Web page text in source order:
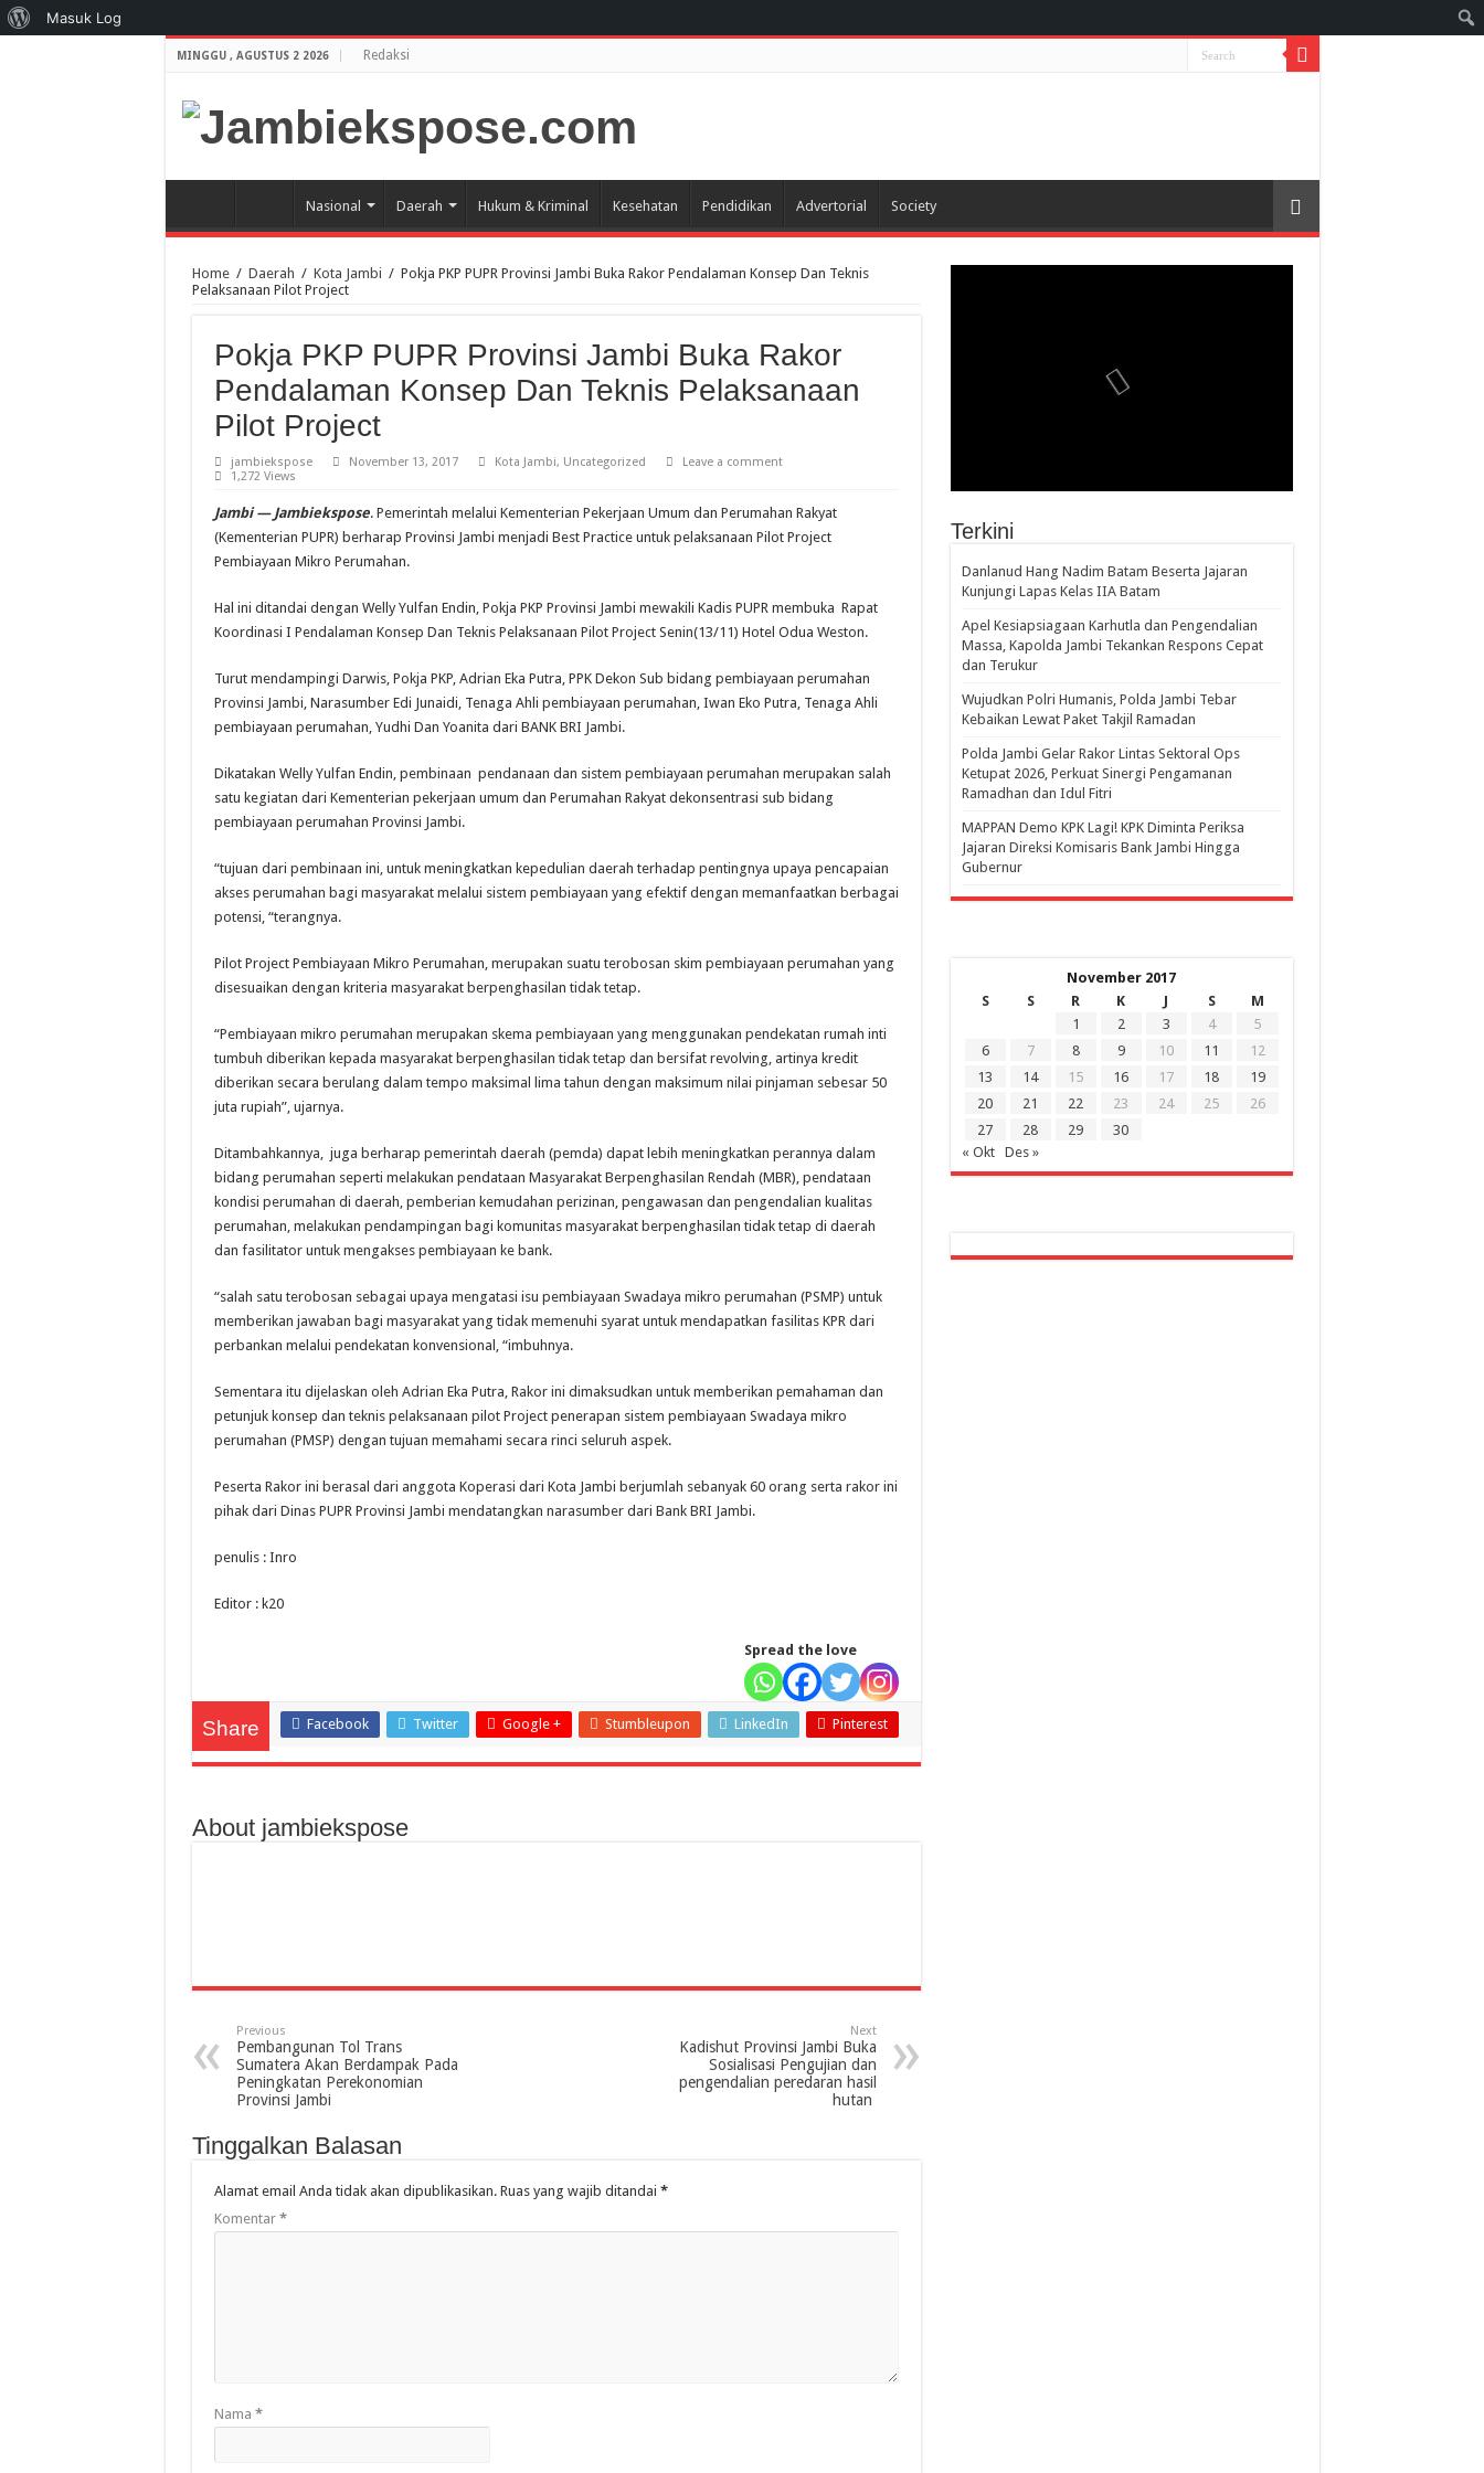
MINGGU , AGUSTUS 2 2026 Redaksi
Nasional Daerah Hukum & Kriminal Kesehatan Pendidikan Advertorial Society
Home / Daerah / Kota Jambi / Pokja PKP PUPR Provinsi Jambi Buka Rakor Pendalaman Konsep Dan Teknis
Pelaksanaan Pilot Project
Pokja PKP PUPR Provinsi Jambi Buka Rakor
Pendalaman Konsep Dan Teknis Pelaksanaan
Pilot Project
jambiekspose November 13, 2017 Kota Jambi, Uncategorized
Leave a comment
1,272 Views
Jambi — Jambiekspose. Pemerintah melalui Kementerian Pekerjaan Umum dan Perumahan Rakyat
(Kementerian PUPR) berharap Provinsi Jambi menjadi Best Practice untuk pelaksanaan Pilot Project
Pembiayaan Mikro Perumahan.
Hal ini ditandai dengan Welly Yulfan Endin, Pokja PKP Provinsi Jambi mewakili Kadis PUPR membuka Rapat
Koordinasi I Pendalaman Konsep Dan Teknis Pelaksanaan Pilot Project Senin(13/11) Hotel Odua Weston.
Turut mendampingi Darwis, Pokja PKP, Adrian Eka Putra, PPK Dekon Sub bidang pembiayaan perumahan
Provinsi Jambi, Narasumber Edi Junaidi, Tenaga Ahli pembiayaan perumahan, Iwan Eko Putra, Tenaga Ahli
pembiayaan perumahan, Yudhi Dan Yoanita dari BANK BRI Jambi.
Dikatakan Welly Yulfan Endin, pembinaan pendanaan dan sistem pembiayaan perumahan merupakan salah
satu kegiatan dari Kementerian pekerjaan umum dan Perumahan Rakyat dekonsentrasi sub bidang
pembiayaan perumahan Provinsi Jambi.
“tujuan dari pembinaan ini, untuk meningkatkan kepedulian daerah terhadap pentingnya upaya pencapaian
akses perumahan bagi masyarakat melalui sistem pembiayaan yang efektif dengan memanfaatkan berbagai
potensi, “terangnya.
Pilot Project Pembiayaan Mikro Perumahan, merupakan suatu terobosan skim pembiayaan perumahan yang
disesuaikan dengan kriteria masyarakat berpenghasilan tidak tetap.
“Pembiayaan mikro perumahan merupakan skema pembiayaan yang menggunakan pendekatan rumah inti
tumbuh diberikan kepada masyarakat berpenghasilan tidak tetap dan bersifat revolving, artinya kredit
diberikan secara berulang dalam tempo maksimal lima tahun dengan maksimum nilai pinjaman sebesar 50
juta rupiah”, ujarnya.
Ditambahkannya, juga berharap pemerintah daerah (pemda) dapat lebih meningkatkan perannya dalam
bidang perumahan seperti melakukan pendataan Masyarakat Berpenghasilan Rendah (MBR), pendataan
kondisi perumahan di daerah, pemberian kemudahan perizinan, pengawasan dan pengendalian kualitas
perumahan, melakukan pendampingan bagi komunitas masyarakat berpenghasilan tidak tetap di daerah
dan fasilitator untuk mengakses pembiayaan ke bank.
“salah satu terobosan sebagai upaya mengatasi isu pembiayaan Swadaya mikro perumahan (PSMP) untuk
memberikan jawaban bagi masyarakat yang tidak memenuhi syarat untuk mendapatkan fasilitas KPR dari
perbankan melalui pendekatan konvensional, “imbuhnya.
Sementara itu dijelaskan oleh Adrian Eka Putra, Rakor ini dimaksudkan untuk memberikan pemahaman dan
petunjuk konsep dan teknis pelaksanaan pilot Project penerapan sistem pembiayaan Swadaya mikro
perumahan (PMSP) dengan tujuan memahami secara rinci seluruh aspek.
Peserta Rakor ini berasal dari anggota Koperasi dari Kota Jambi berjumlah sebanyak 60 orang serta rakor ini
pihak dari Dinas PUPR Provinsi Jambi mendatangkan narasumber dari Bank BRI Jambi.
penulis : Inro
Editor : k20
Spread the love
Share Facebook Twitter Google + Stumbleupon LinkedIn Pinterest
About jambiekspose
Previous
Pembangunan Tol Trans
Sumatera Akan Berdampak Pada
Peningkatan Perekonomian
Provinsi Jambi
Next
Kadishut Provinsi Jambi Buka
Sosialisasi Pengujian dan
pengendalian peredaran hasil
hutan
Tinggalkan Balasan
Alamat email Anda tidak akan dipublikasikan. Ruas yang wajib ditandai *
Komentar *
Nama *
Terkini
Danlanud Hang Nadim Batam Beserta Jajaran
Kunjungi Lapas Kelas IIA Batam
Apel Kesiapsiagaan Karhutla dan Pengendalian
Massa, Kapolda Jambi Tekankan Respons Cepat
dan Terukur
Wujudkan Polri Humanis, Polda Jambi Tebar
Kebaikan Lewat Paket Takjil Ramadan
Polda Jambi Gelar Rakor Lintas Sektoral Ops
Ketupat 2026, Perkuat Sinergi Pengamanan
Ramadhan dan Idul Fitri
‎MAPPAN Demo KPK Lagi! KPK Diminta Periksa
Jajaran Direksi Komisaris Bank Jambi Hingga
Gubernur ‎
November 2017
S
S R K J S
M
1
2 3 4
5
6
7 8 9 10 11
12
13
14 15 16 17 18
19
20
21 22 23 24 25
26
27
28 29
30
« Okt
Des »
Tentang
Masuk Log